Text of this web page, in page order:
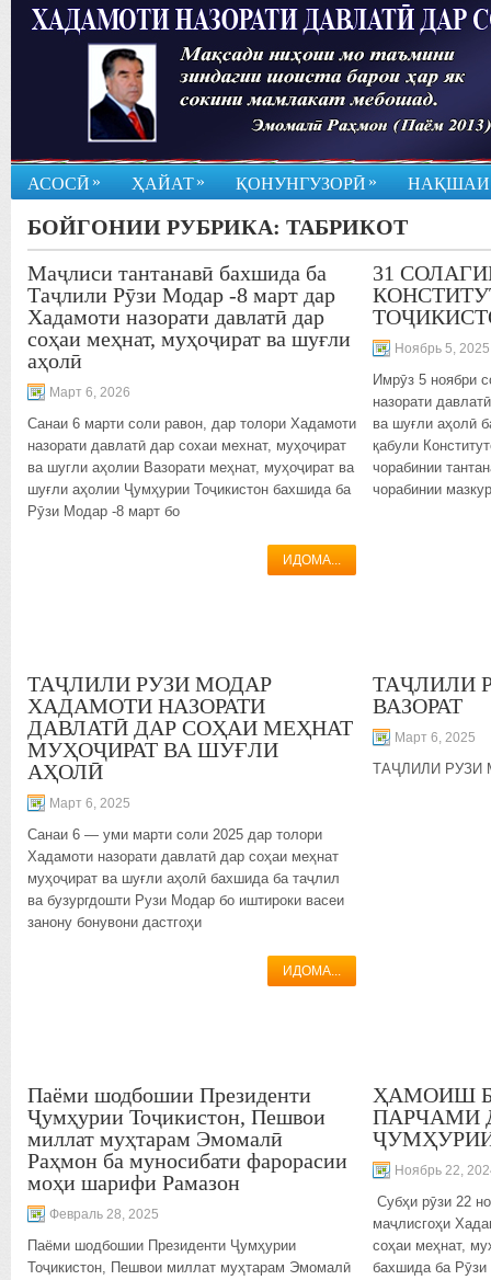
АСОСӢ » ҲАЙАТ» ҚОНУНГУЗОРӢ »
БОЙГОНИИ РУБРИКА: ТАБРИКОТ
Маҷлиси тантанавӣ бахшида ба
Таҷлили Рӯзи Модар -8 март дар
Хадамоти назорати давлатӣ дар
соҳаи меҳнат, муҳоҷират ва шуғли
аҳолӣ
Март 6, 2026
Санаи 6 марти соли равон, дар толори Хадамоти
назорати давлатӣ дар сохаи мехнат, муҳоҷират
ва шугли аҳолии Вазорати меҳнат, муҳоҷират ва
шуғли аҳолии Ҷумҳурии Тоҷикистон бахшида ба
Рӯзи Модар -8 март бо
ИДОМА...
31
Ноябрь 5, 2025
Имрӯз 5 ноябри
назорати
ва шуғли аҳолӣ
қабули
чорабинии
чорабинии
ТАҶЛИЛИ РУЗИ МОДАР
ХАДАМОТИ НАЗОРАТИ
ДАВЛАТӢ ДАР СОҲАИ МЕҲНАТ
МУҲОҶИРАТ ВА ШУҒЛИ
АҲОЛӢ
Март 6, 2025
Санаи 6 — уми марти соли 2025 дар толори
Хадамоти назорати давлатӣ дар соҳаи меҳнат
муҳоҷират ва шуғли аҳолӣ бахшида ба таҷлил
ва бузургдошти Рузи Модар бо иштироки васеи
занону бонувони дастгоҳи
ИДОМА...
ТАҶЛИЛИ
ВАЗОРАТ
Март 6, 2025
ТАҶЛИЛИ РУЗИ
Паёми шодбошии Президенти
Ҷумҳурии Тоҷикистон, Пешвои
миллат муҳтарам Эмомалӣ
Раҳмон ба муносибати фарорасии
моҳи шарифи Рамазон
Февраль 28, 2025
Паёми шодбошии Президенти Ҷумҳурии
Тоҷикистон, Пешвои миллат муҳтарам Эмомалӣ
ҲАМОИШ
ПАРЧАМИ
Ноябрь 22,
Субҳи рӯзи 22
маҷлисгоҳи
соҳаи меҳнат,
бахшида ба